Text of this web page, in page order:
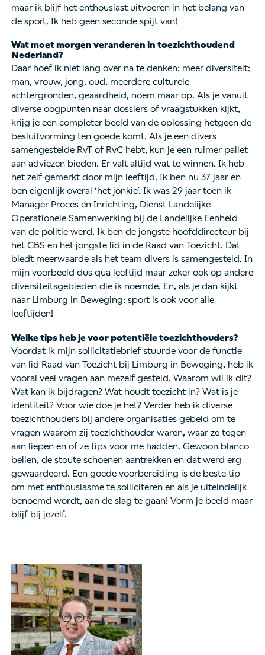
maar ik blijf het enthousiast uitvoeren in het belang van
de sport. Ik heb geen seconde spijt van!
Wat moet morgen veranderen in toezichthoudend
Nederland?
Daar hoef ik niet lang over na te denken: meer diversiteit:
man, vrouw, jong, oud, meerdere culturele
achtergronden, geaardheid, noem maar op. Als je vanuit
diverse oogpunten naar dossiers of vraagstukken kijkt,
krijg je een completer beeld van de oplossing hetgeen de
besluitvorming ten goede komt. Als je een divers
samengestelde RvT of RvC hebt, kun je een ruimer pallet
aan adviezen bieden. Er valt altijd wat te winnen. Ik heb
het zelf gemerkt door mijn leeftijd. Ik ben nu 37 jaar en
ben eigenlijk overal ‘het jonkie’. Ik was 29 jaar toen ik
Manager Proces en Inrichting, Dienst Landelijke
Operationele Samenwerking bij de Landelijke Eenheid
van de politie werd. Ik ben de jongste hoofddirecteur bij
het CBS en het jongste lid in de Raad van Toezicht. Dat
biedt meerwaarde als het team divers is samengesteld. In
mijn voorbeeld dus qua leeftijd maar zeker ook op andere
diversiteitsgebieden die ik noemde. En, als je dan kijkt
naar Limburg in Beweging: sport is ook voor alle
leeftijden!
Welke tips heb je voor potentiële toezichthouders?
Voordat ik mijn sollicitatiebrief stuurde voor de functie
van lid Raad van Toezicht bij Limburg in Beweging, heb ik
vooral veel vragen aan mezelf gesteld. Waarom wil ik dit?
Wat kan ik bijdragen? Wat houdt toezicht in? Wat is je
identiteit? Voor wie doe je het? Verder heb ik diverse
toezichthouders bij andere organisaties gebeld om te
vragen waarom zij toezichthouder waren, waar ze tegen
aan liepen en of ze tips voor me hadden. Gewoon blanco
bellen, de stoute schoenen aantrekken en dat werd erg
gewaardeerd. Een goede voorbereiding is de beste tip
om met enthousiasme te solliciteren en als je uiteindelijk
benoemd wordt, aan de slag te gaan! Vorm je beeld maar
blijf bij jezelf.